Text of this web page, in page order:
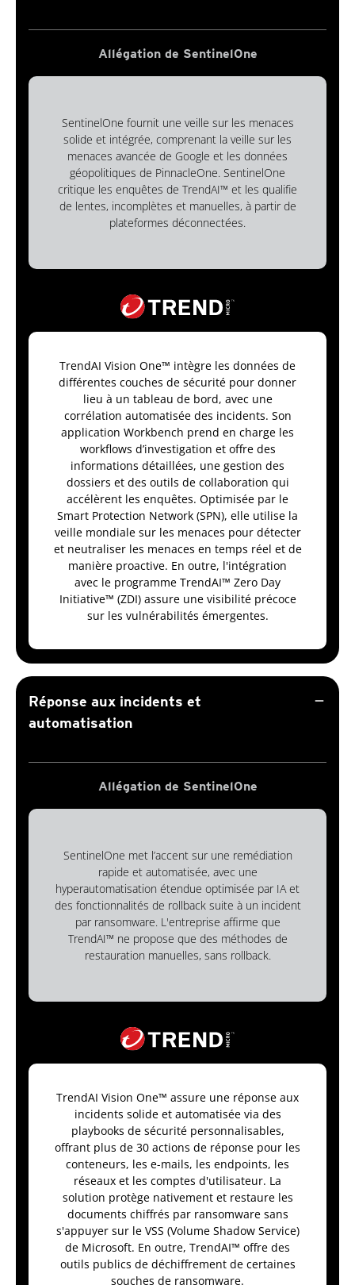
Allégation de SentinelOne
SentinelOne fournit une veille sur les menaces
solide et intégrée, comprenant la veille sur les
menaces avancée de Google et les données
géopolitiques de PinnacleOne. SentinelOne
critique les enquêtes de TrendAI™ et les qualifie
de lentes, incomplètes et manuelles, à partir de
plateformes déconnectées.
TrendAI Vision One™ intègre les données de
différentes couches de sécurité pour donner
lieu à un tableau de bord, avec une
corrélation automatisée des incidents. Son
application Workbench prend en charge les
workflows d’investigation et offre des
informations détaillées, une gestion des
dossiers et des outils de collaboration qui
accélèrent les enquêtes. Optimisée par le
Smart Protection Network (SPN), elle utilise la
veille mondiale sur les menaces pour détecter
et neutraliser les menaces en temps réel et de
manière proactive. En outre, l'intégration
avec le programme TrendAI™ Zero Day
Initiative™ (ZDI) assure une visibilité précoce
sur les vulnérabilités émergentes.
Réponse aux incidents et
automatisation
remove
Allégation de SentinelOne
SentinelOne met l’accent sur une remédiation
rapide et automatisée, avec une
hyperautomatisation étendue optimisée par IA et
des fonctionnalités de rollback suite à un incident
par ransomware. L'entreprise affirme que
TrendAI™ ne propose que des méthodes de
restauration manuelles, sans rollback.
TrendAI Vision One™ assure une réponse aux
incidents solide et automatisée via des
playbooks de sécurité personnalisables,
offrant plus de 30 actions de réponse pour les
conteneurs, les e-mails, les endpoints, les
réseaux et les comptes d'utilisateur. La
solution protège nativement et restaure les
documents chiffrés par ransomware sans
s'appuyer sur le VSS (Volume Shadow Service)
de Microsoft. En outre, TrendAI™ offre des
outils publics de déchiffrement de certaines
souches de ransomware.